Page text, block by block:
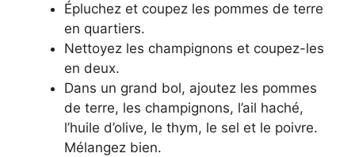
Épluchez et coupez les pommes de terre
en quartiers.
Nettoyez les champignons et coupez-les
en deux.
Dans un grand bol, ajoutez les pommes
de terre, les champignons, l’ail haché,
l’huile d’olive, le thym, le sel et le poivre.
Mélangez bien.